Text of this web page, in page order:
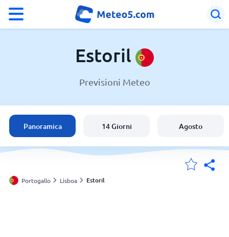
Portogallo
Italia
Svizzera
Estoril
Previsioni Meteo
Panoramica 14 Giorni Agosto
Portogallo Lisboa Estoril